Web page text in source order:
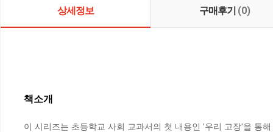
상세정보 구매후기 (0)
책소개
이 시리즈는 초등학교 사회 교과서의 첫 내용인 '우리 고장'을 통